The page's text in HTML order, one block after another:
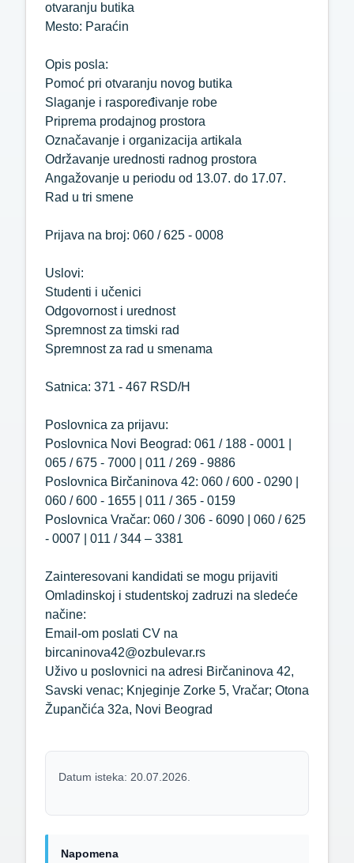
otvaranju butika
Mesto: Paraćin
Opis posla:
Pomoć pri otvaranju novog butika
Slaganje i raspoređivanje robe
Priprema prodajnog prostora
Označavanje i organizacija artikala
Održavanje urednosti radnog prostora
Angažovanje u periodu od 13.07. do 17.07.
Rad u tri smene
Prijava na broj: 060 / 625 - 0008
Uslovi:
Studenti i učenici
Odgovornost i urednost
Spremnost za timski rad
Spremnost za rad u smenama
Satnica: 371 - 467 RSD/H
Poslovnica za prijavu:
Poslovnica Novi Beograd: 061 / 188 - 0001 |
065 / 675 - 7000 | 011 / 269 - 9886
Poslovnica Birčaninova 42: 060 / 600 - 0290 |
060 / 600 - 1655 | 011 / 365 - 0159
Poslovnica Vračar: 060 / 306 - 6090 | 060 / 625
- 0007 | 011 / 344 – 3381
Zainteresovani kandidati se mogu prijaviti
Omladinskoj i studentskoj zadruzi na sledeće
načine:
Email-om poslati CV na
bircaninova42@ozbulevar.rs
Uživo u poslovnici na adresi Birčaninova 42,
Savski venac; Knjeginje Zorke 5, Vračar; Otona
Župančića 32a, Novi Beograd
Datum isteka: 20.07.2026.
Napomena